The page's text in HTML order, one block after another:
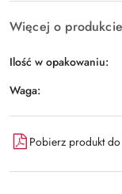
Więcej o produkcie
Ilość w opakowaniu:
Waga:
Pobierz produkt